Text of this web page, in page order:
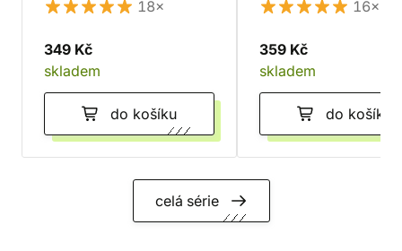
18×
349 Kč
skladem
do košíku
16×
359 Kč
skladem
do košíku
celá série